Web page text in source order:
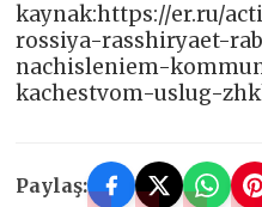
kaynak:https://er.ru/
rossiya-rasshiryaet-
nachisleniem-
kachestvom-uslug-
Paylaş: